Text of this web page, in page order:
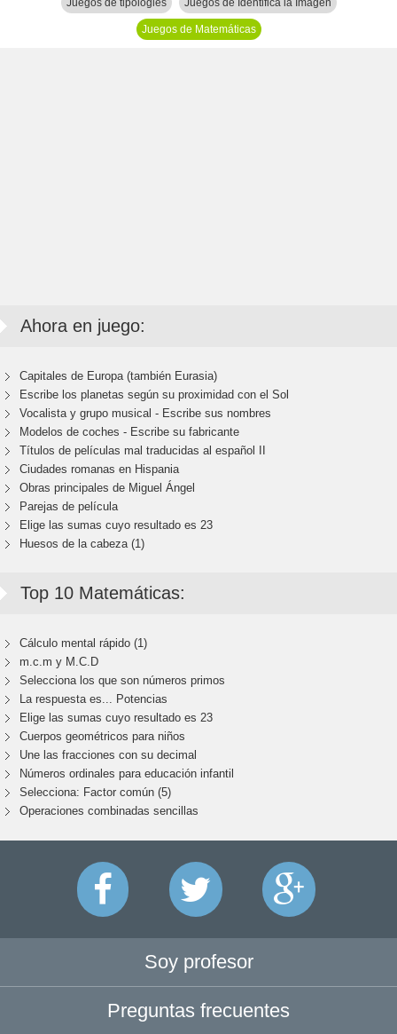
Juegos de tipologies Juegos de Identifica la Imagen
Juegos de Matemáticas
Ahora en juego:
Capitales de Europa (también Eurasia)
Escribe los planetas según su proximidad con el Sol
Vocalista y grupo musical - Escribe sus nombres
Modelos de coches - Escribe su fabricante
Títulos de películas mal traducidas al español II
Ciudades romanas en Hispania
Obras principales de Miguel Ángel
Parejas de película
Elige las sumas cuyo resultado es 23
Huesos de la cabeza (1)
Top 10 Matemáticas:
Cálculo mental rápido (1)
m.c.m y M.C.D
Selecciona los que son números primos
La respuesta es... Potencias
Elige las sumas cuyo resultado es 23
Cuerpos geométricos para niños
Une las fracciones con su decimal
Números ordinales para educación infantil
Selecciona: Factor común (5)
Operaciones combinadas sencillas
Soy profesor
Preguntas frecuentes